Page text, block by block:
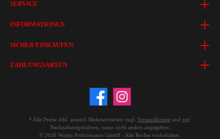
SERVICE
INFORMATIONEN
SICHER EINKAUFEN
ZAHLUNGSARTEN
* Alle Preise inkl. gesetzl. Mehrwertsteuer zzgl. Versandkosten und ggf.
Nachnahmegebühren, wenn nicht anders angegeben.
© 2026 Wojsto Performance GmbH - Alle Rechte vorbehalten.